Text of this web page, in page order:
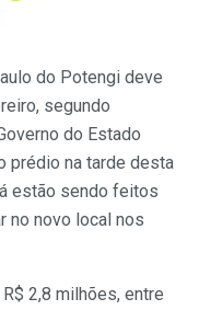
do Potengi deve
segundo
do Estado
prédio na tarde desta
estão sendo feitos
no novo local nos
2,8 milhões, entre